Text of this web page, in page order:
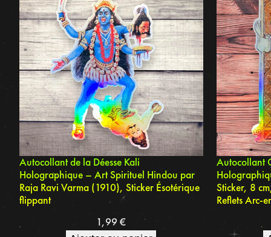
Autocollant de la Déesse Kali
Holographique – Art Spirituel Hindou par
Raja Ravi Varma (1910), Sticker Ésotérique
flippant
1,99€
Autocollant
Sticker, 8
Reflets Arc-